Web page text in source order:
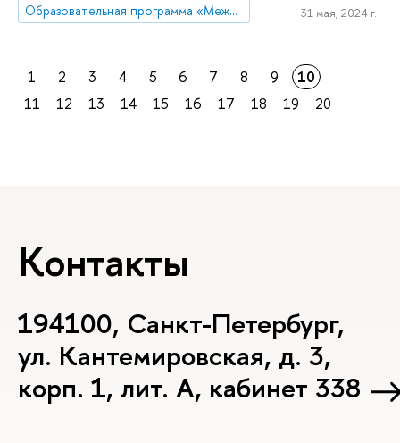
Образовательная программа «Международная программа по бизнесу и экономике»
31 мая, 2024 г.
1 2 3 4 5 6 7 8 9
10
11
12 13 14 15 16 17 18 19 20
Контакты
194100, Санкт-Петербург,
ул. Кантемировская, д. 3,
корп. 1, лит. А, кабинет 338